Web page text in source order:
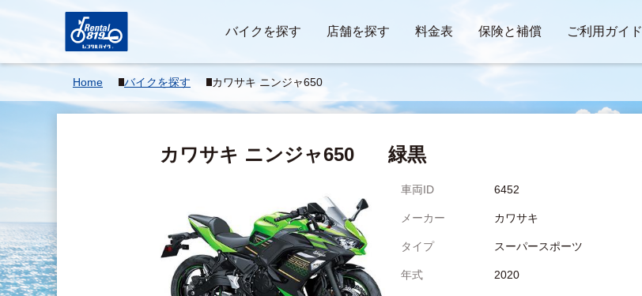
バイクを探す 店舗を探す 料金表 保険と補償 ご利用ガイド
Home バイクを探す カワサキ ニンジャ650
カワサキ ニンジャ650 緑黒
車両ID 6452
メーカー カワサキ
タイプ スーパースポーツ
年式 2020